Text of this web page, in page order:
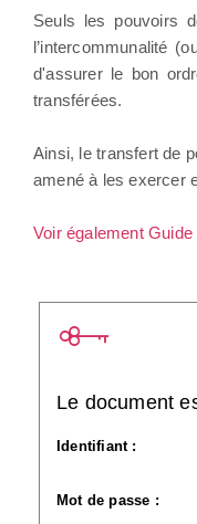
Seuls les pouvoirs
l’intercommunalité
d'assurer le bon
transférées.
Ainsi, le transfert de
amené à les exercer
Voir également Guide
Le document
Identifiant :
Mot de passe :